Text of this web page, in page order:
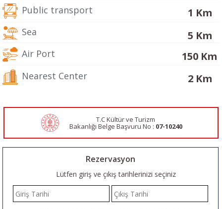
Public transport 1 Km
Sea 5 Km
Air Port 150 Km
Nearest Center 2 Km
T.C Kültür ve Turizm
Bakanlığı Belge Başvuru No : 07-10240
Rezervasyon
Lütfen giriş ve çıkış tarihlerinizi seçiniz